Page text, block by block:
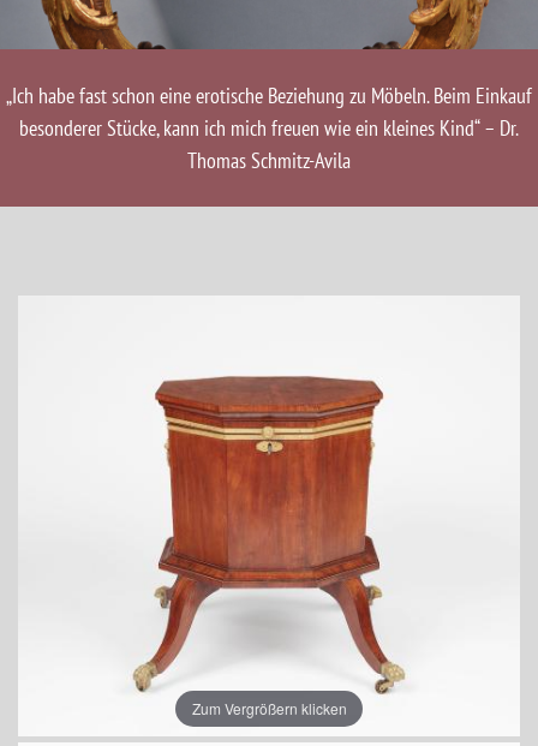
„Ich habe fast schon eine erotische Beziehung zu Möbeln. Beim Einkauf
besonderer Stücke, kann ich mich freuen wie ein kleines Kind“ – Dr.
Thomas Schmitz-Avila
Zum Vergrößern klicken